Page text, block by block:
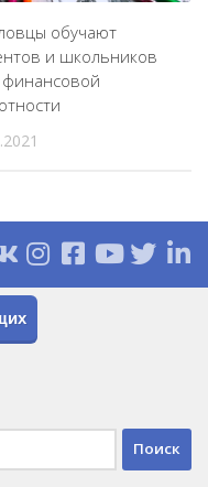
обучают
и школьников
финансовой